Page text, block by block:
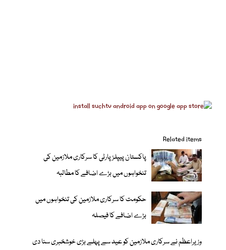
Related items
پاکستان پیپلز پارٹی کا سرکاری ملازمین کی
تنخواہوں میں بڑے اضافے کا مطالبہ
حکومت کا سرکاری ملازمین کی تنخواہوں میں
بڑے اضافے کا فیصلہ
وزیراعظم نے سرکاری ملازمین کو عید سے پہلے بڑی خوشخبری سنا دی